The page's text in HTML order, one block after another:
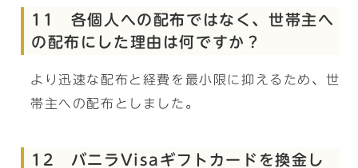
11 各個人への配布ではなく、世帯主へ
の配布にした理由は何ですか？
より迅速な配布と経費を最小限に抑えるため、世
帯主への配布としました。
12 バニラVisaギフトカードを換金し